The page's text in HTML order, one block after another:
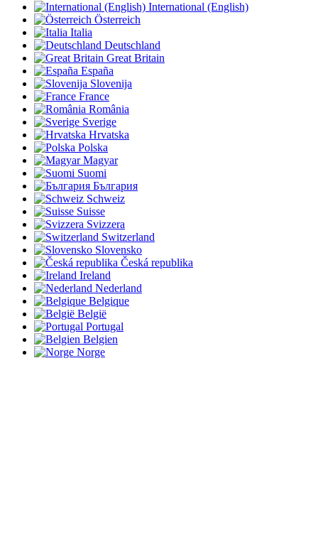
International (English)
Österreich
Italia
Deutschland
Great Britain
España
Slovenija
France
România
Sverige
Hrvatska
Polska
Magyar
Suomi
България
Schweiz
Suisse
Svizzera
Switzerland
Slovensko
Česká republika
Ireland
Nederland
Belgique
België
Portugal
Belgien
Norge